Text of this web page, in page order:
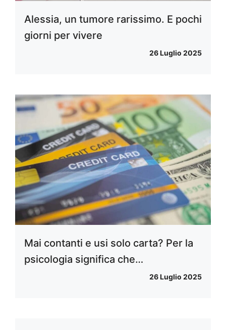
Alessia, un tumore rarissimo. E pochi
giorni per vivere
26 Luglio 2025
Mai contanti e usi solo carta? Per la
psicologia significa che…
26 Luglio 2025